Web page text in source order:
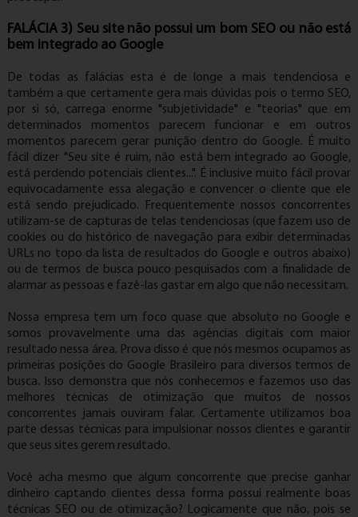
FALÁCIA 3) Seu site não possui um bom SEO ou não está
bem integrado ao Google
De todas as falácias esta é de longe a mais tendenciosa e
também a que certamente gera mais dúvidas pois o termo SEO,
por si só, carrega enorme "subjetividade" e "teorias" que em
determinados momentos parecem funcionar e em outros
momentos parecem gerar punição dentro do Google. É muito
fácil dizer "Seu site é ruim, não está bem integrado ao Google,
está perdendo potenciais clientes...". É inclusive muito fácil provar
equivocadamente essa alegação e convencer o cliente que ele
está sendo prejudicado. Frequentemente nossos concorrentes
utilizam-se de capturas de telas tendenciosas (que fazem uso de
cookies ou do histórico de navegação para exibir determinadas
URLs no topo da lista de resultados do Google e outros abaixo)
ou de termos de busca pouco pesquisados com a finalidade de
alarmar as pessoas e fazê-las gastar em algo que não necessitam.
Nossa empresa tem um foco quase que absoluto no Google e
somos provavelmente uma das agências digitais com maior
resultado nessa área. Prova disso é que nós mesmos ocupamos as
primeiras posições do Google Brasileiro para diversos termos de
busca. Isso demonstra que nós conhecemos e fazemos uso das
melhores técnicas de otimização que muitos de nossos
concorrentes jamais ouviram falar. Certamente utilizamos boa
parte dessas técnicas para impulsionar nossos clientes e garantir
que seus sites gerem resultado.
Você acha mesmo que algum concorrente que precise ganhar
dinheiro captando clientes dessa forma possui realmente boas
técnicas SEO ou de otimização? Logicamente que não, pois se